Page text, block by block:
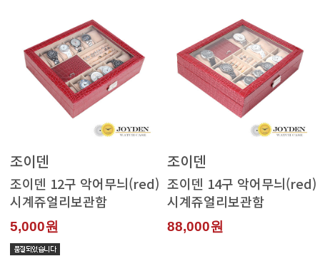
조이덴
시계쥬얼리보관함
5,000원
조이덴
시계쥬얼리보관함
88,000원